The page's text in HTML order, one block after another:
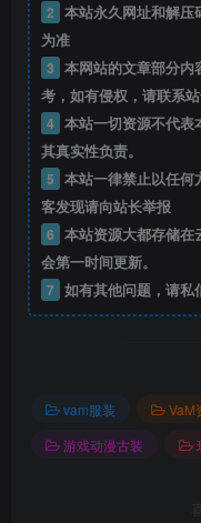
2 本站永久网址和解压
为准
3 本网站的文章部分内
考，如有侵权，请联系站
4 本站一切资源不代表
其真实性负责。
5 本站一律禁止以任何
客发现请向站长举报
6 本站资源大都存储在
会第一时间更新。
7 如有其他问题，请私
vam服装 VaM
游戏动漫古装